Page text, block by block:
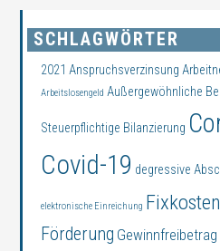
SCHLAGWÖRTER
2021 Anspruchsverzinsung
Arbeitslosengeld Außergewöhnliche
Steuerpflichtige Bilanzierung
Covid-19 degressive
elektronische Einreichung
Förderung Gewinnfreibetrag